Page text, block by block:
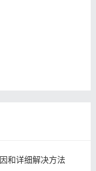
和详细解决方法